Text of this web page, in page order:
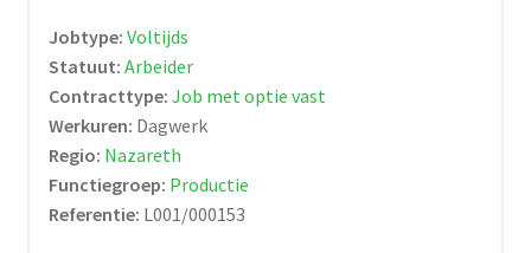
NEEM CONTACT OP
Jobtype: Voltijds
Statuut: Arbeider
Contracttype: Job met optie vast
Werkuren: Dagwerk
Regio: Nazareth
Functiegroep: Productie
Referentie: L001/000153